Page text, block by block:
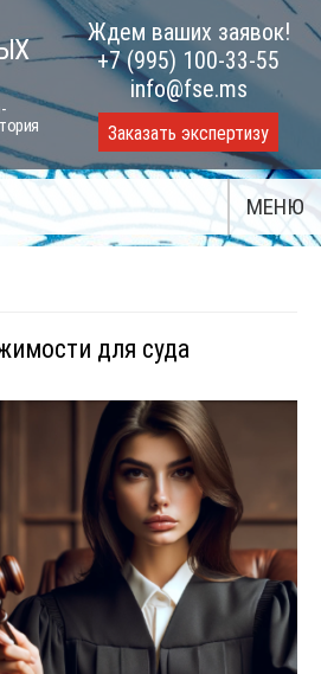
Ждем ваших заявок!
+7 (995) 100-33-55
info@fse.ms
Заказать экспертизу
МЕНЮ
для суда